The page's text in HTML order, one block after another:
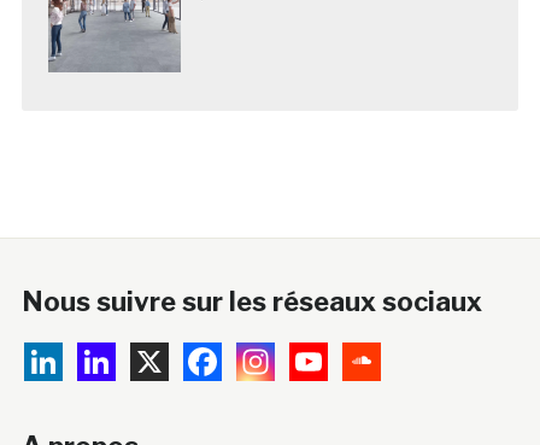
Nous suivre sur les réseaux sociaux